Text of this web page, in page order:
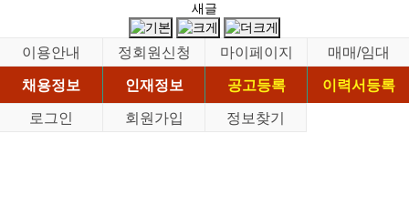
새글
이용안내 정회원신청 마이페이지
매매/임대
채용정보
인재정보 공고등록
이력서등록
로그인
회원가입 정보찾기